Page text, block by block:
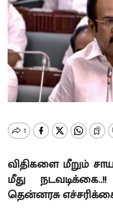
விதிகளை மீறும்
மீது
தென்னரசு